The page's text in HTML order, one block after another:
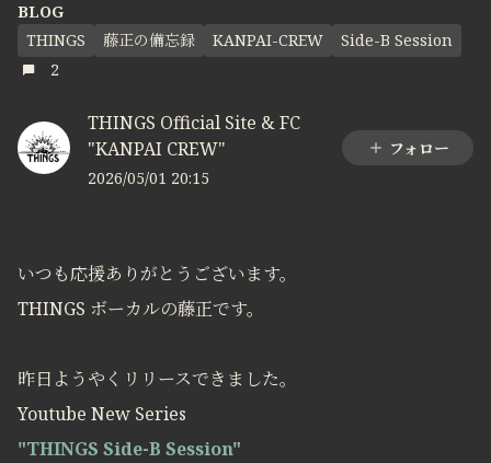
BLOG
THINGS
藤正の備忘録 KANPAI-CREW
Side-B Session
2
THINGS Official Site & FC
"KANPAI CREW"
2026/05/01 20:15
フォロー
いつも応援ありがとうございます。
THINGS ボーカルの藤正です。
昨日ようやくリリースできました。
Youtube New Series
"THINGS Side-B Session"